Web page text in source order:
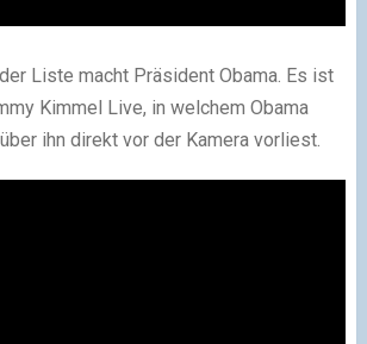
Liste macht Präsident Obama. Es ist
Kimmel Live, in welchem Obama
ihn direkt vor der Kamera vorliest.